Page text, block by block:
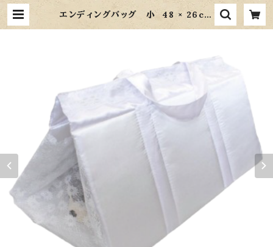
エンディングバッグ 小 48 × 26cm
| Memorial Asahi メモリアルあさ